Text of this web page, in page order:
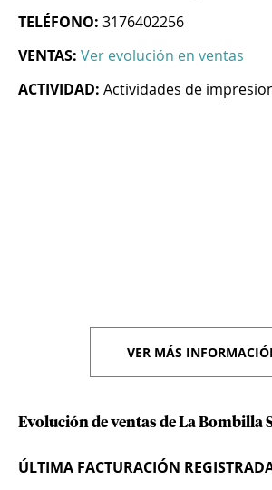
TELÉFONO: 3176402256
VENTAS: Ver evolución en ventas
ACTIVIDAD: Actividades de
VER MÁS
Evolución de ventas de La Bombilla
ÚLTIMA FACTURACIÓN